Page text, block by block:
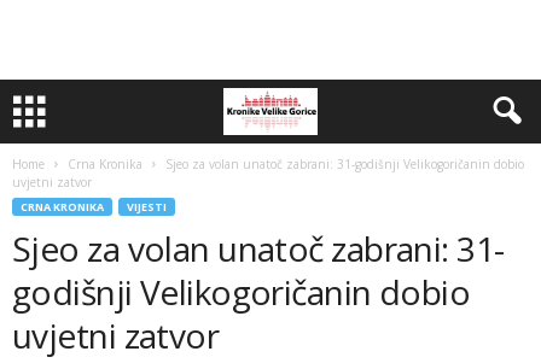
Home Crna Kronika
Sjeo za volan unatoč zabrani: 31-godišnji Velikogoričanin dobio
uvjetni zatvor
CRNA KRONIKA VIJESTI
Sjeo za volan unatoč zabrani: 31-
godišnji Velikogoričanin dobio
uvjetni zatvor